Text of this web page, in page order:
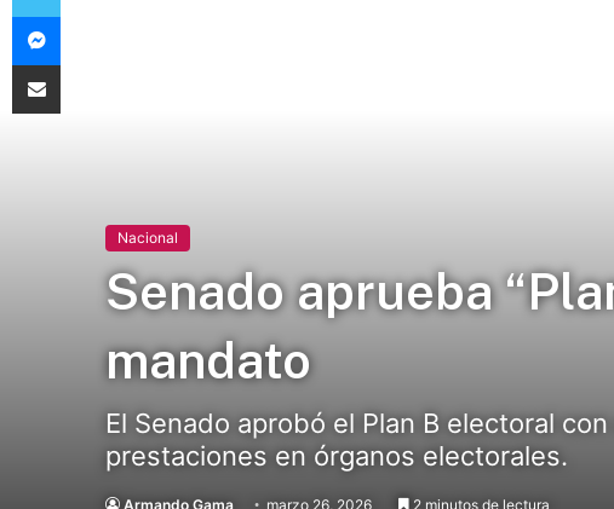
Nacional
Senado aprueba
mandato
El Senado aprobó el Plan B electoral
prestaciones en órganos electorales.
Armando Gama marzo 26, 2026 2 minutos de lectura
Messenger
Compartir vía Email